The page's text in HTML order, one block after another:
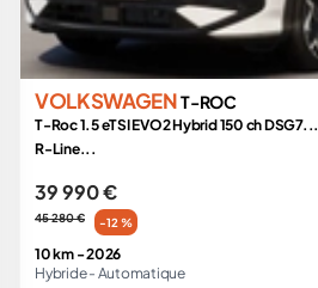
VOLKSWAGENT-ROC
T-Roc 1.5 eTSI EVO2 Hybrid 150 ch DSG7...
R-Line...
39 990 €
45 280 € -12 %
10 km -2026
Hybride - Automatique